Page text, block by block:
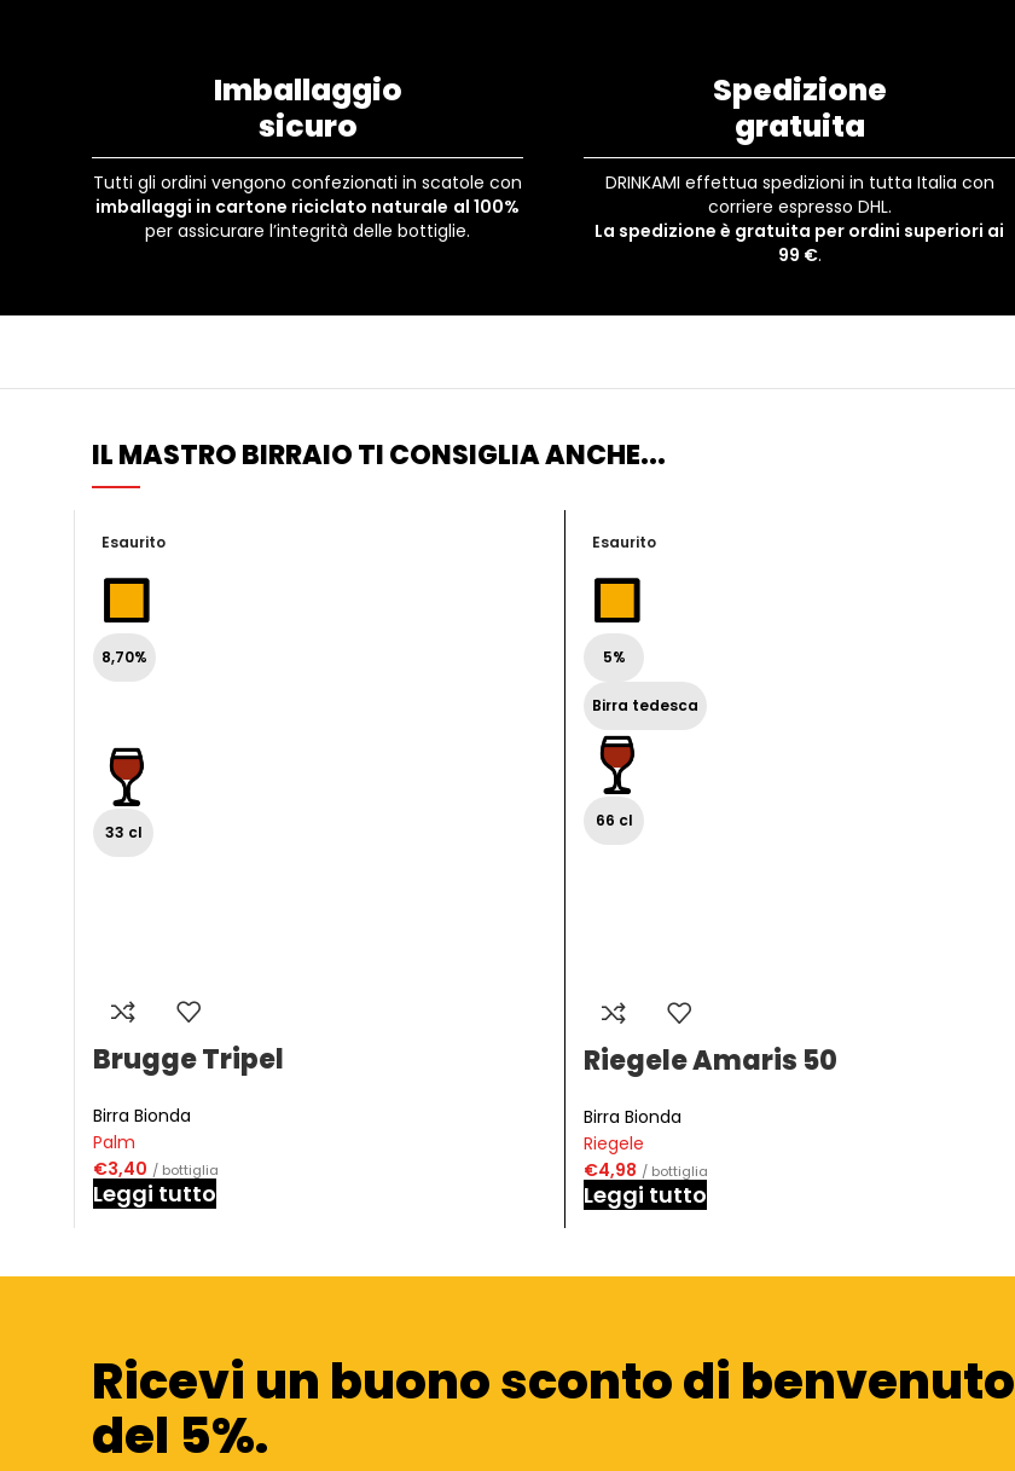
Imballaggio
sicuro
Tutti gli ordini vengono confezionati in scatole con
imballaggi in cartone riciclato naturale al 100%
per assicurare l’integrità delle bottiglie.
Spedizione
gratuita
DRINKAMI effettua spedizioni in tutta Italia con
corriere espresso DHL.
La spedizione è gratuita per ordini superiori ai
99 €.
IL MASTRO BIRRAIO TI CONSIGLIA ANCHE...
Esaurito
8,70%
33 cl
Brugge Tripel
Birra Bionda
Palm
€3,40 / bottiglia
Leggi tutto
Esaurito
5%
Birra tedesca
66 cl
Riegele Amaris 50
Birra Bionda
Riegele
€4,98 / bottiglia
Leggi tutto
Ricevi un buono sconto di benvenuto
del 5%.